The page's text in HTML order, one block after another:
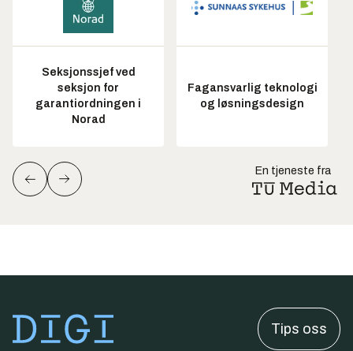
Seksjonssjef ved
seksjon for
garantiordningen i
Norad
Fagansvarlig teknologi
og løsningsdesign
En tjeneste fra
Tips oss